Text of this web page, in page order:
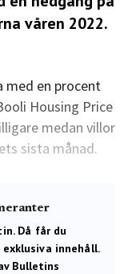
våren 2022.
med en procent
Housing Price
medan villor
sista månad.
Då får du
innehåll.
Bulletins